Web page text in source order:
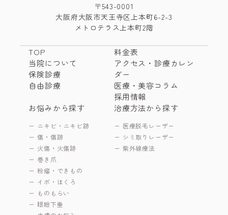
〒543-0001
大阪府大阪市天王寺区上本町6-2-3
メトロテラス上本町2階
TOP
当院について
保険診療
自由診療
料金表
アクセス・診療カレン
ダー
医療・美容コラム
採用情報
お悩みから探す
ニキビ・ニキビ跡
傷・傷跡
火傷・火傷跡
巻き爪
粉瘤・できもの
イボ・ほくろ
ものもらい
眼瞼下垂
治療方法から探す
医療脱毛レーザー
シミ取りレーザー
紫外線療法